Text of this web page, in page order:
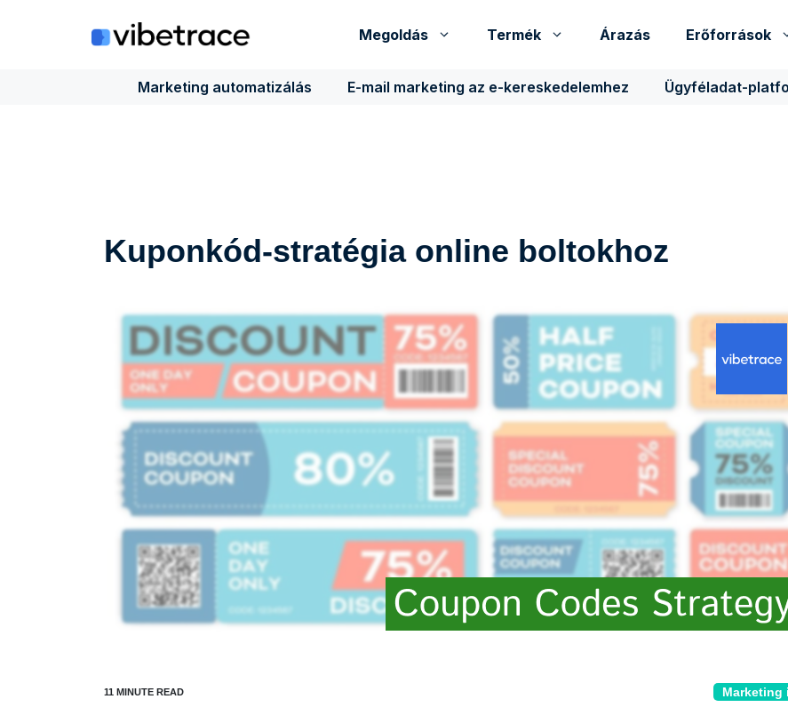
Megoldás Termék Árazás Erőforrások
Marketing automatizálás E-mail marketing az e-kereskedelemhez Ügyféladat-
Kuponkód-stratégia online boltokhoz
Marketing